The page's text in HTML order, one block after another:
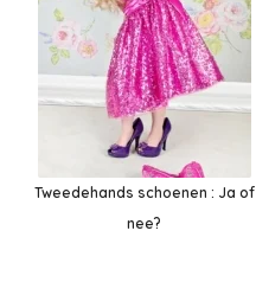
Tweedehands schoenen : Ja of
nee?